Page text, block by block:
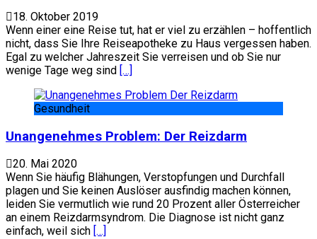
18. Oktober 2019
Wenn einer eine Reise tut, hat er viel zu erzählen – hoffentlich
nicht, dass Sie Ihre Reiseapotheke zu Haus vergessen haben.
Egal zu welcher Jahreszeit Sie verreisen und ob Sie nur
wenige Tage weg sind […]
Gesundheit
Unangenehmes Problem: Der Reizdarm
20. Mai 2020
Wenn Sie häufig Blähungen, Verstopfungen und Durchfall
plagen und Sie keinen Auslöser ausfindig machen können,
leiden Sie vermutlich wie rund 20 Prozent aller Österreicher
an einem Reizdarmsyndrom. Die Diagnose ist nicht ganz
einfach, weil sich […]